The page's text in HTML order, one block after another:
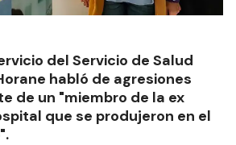
del Servicio de Salud
habló de agresiones
de un "miembro de la ex
que se produjeron en el